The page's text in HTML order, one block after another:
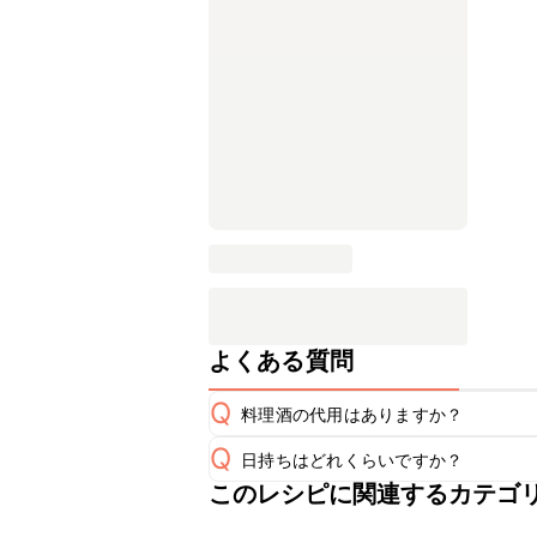
よくある質問
Q 料理酒の代用はありますか？
A
Q 日持ちはどれくらいですか？
保存期間は冷蔵で当日中が目安です
このレシピに関連するカテゴ